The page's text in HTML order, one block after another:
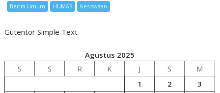
Berita Umum HUMAS Kesiswaan
Gutentor Simple Text
Agustus 2025
S
S R K J S
M
1
2
3